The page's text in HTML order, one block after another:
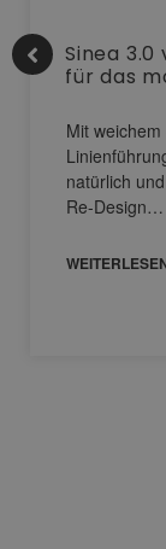
Sinea
für das
Mit
natürlich
Re-Design…